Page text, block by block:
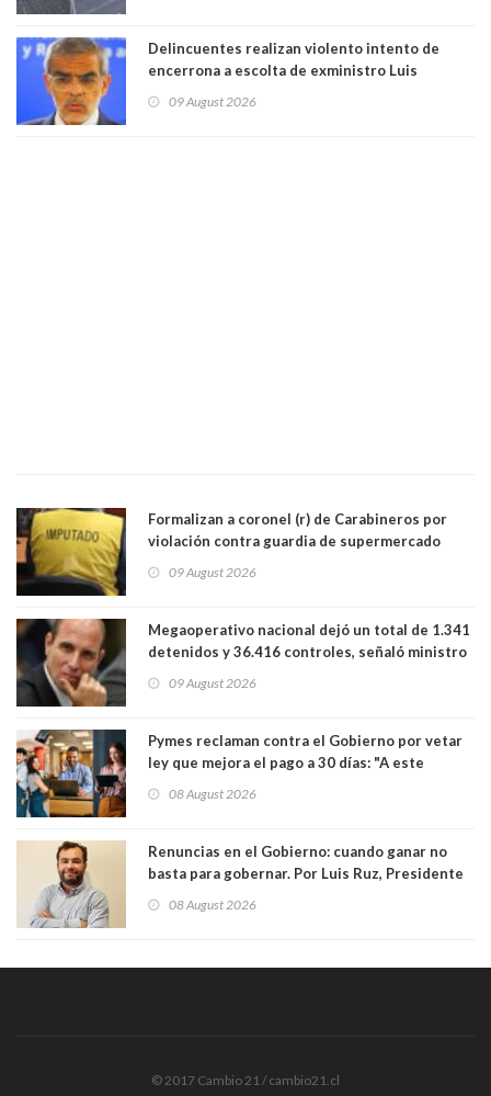
Delincuentes realizan violento intento de
encerrona a escolta de exministro Luis
Lo Espejo
09 August 2026
Formalizan a coronel (r) de Carabineros por
violación contra guardia de supermercado
09 August 2026
Megaoperativo nacional dejó un total de 1.341
detenidos y 36.416 controles, señaló ministro
09 August 2026
Pymes reclaman contra el Gobierno por vetar
ley que mejora el pago a 30 días: "A este
medianas empresas"
08 August 2026
Renuncias en el Gobierno: cuando ganar no
basta para gobernar. Por Luis Ruz, Presidente
08 August 2026
© 2017 Cambio 21 / cambio21.cl